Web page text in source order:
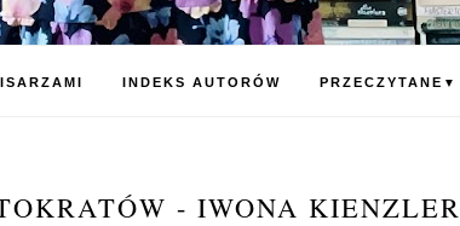
INDEKS AUTORÓW PRZECZYTANE ▼
- IWONA KIENZLER